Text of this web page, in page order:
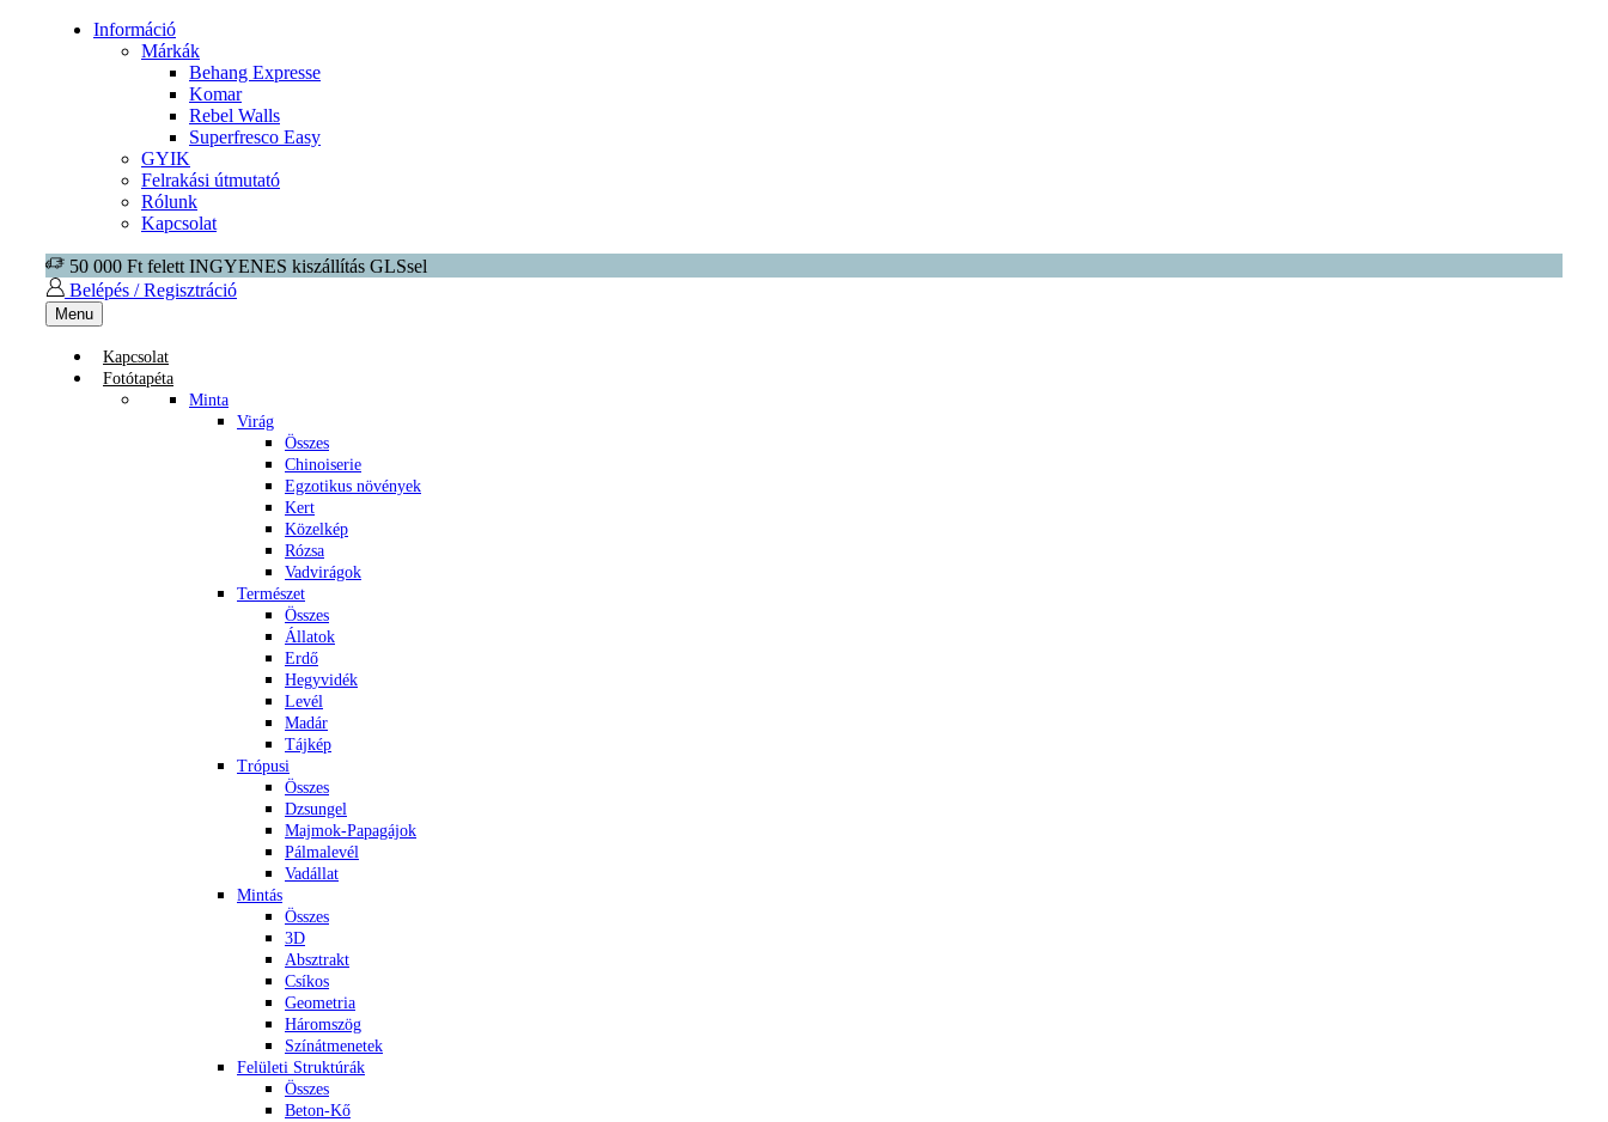
Információ
Márkák
Behang Expresse
Komar
Rebel Walls
Superfresco Easy
GYIK
Felrakási útmutató
Rólunk
Kapcsolat
50 000 Ft felett INGYENES kiszállítás GLSsel
Belépés / Regisztráció
Menu
Kapcsolat
Fotótapéta
Minta
Virág
Összes
Chinoiserie
Egzotikus növények
Kert
Közelkép
Rózsa
Vadvirágok
Természet
Összes
Állatok
Erdő
Hegyvidék
Levél
Madár
Tájkép
Trópusi
Összes
Dzsungel
Majmok-Papagájok
Pálmalevél
Vadállat
Mintás
Összes
3D
Absztrakt
Csíkos
Geometria
Háromszög
Színátmenetek
Felületi Struktúrák
Összes
Beton-Kő